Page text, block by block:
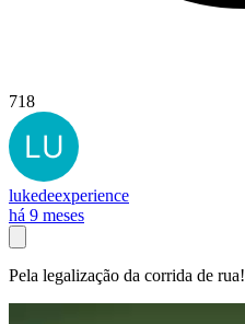
718
lukedeexperience
há 9 meses
Pela legalização da corrida de rua!